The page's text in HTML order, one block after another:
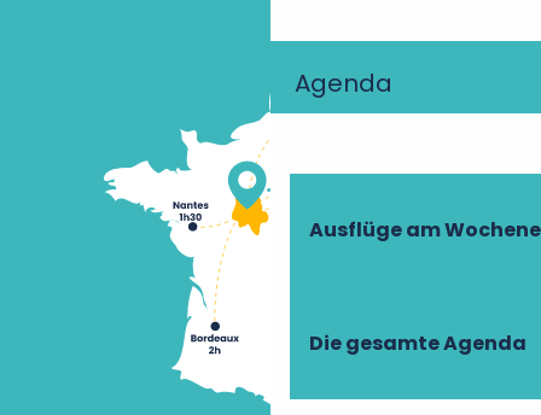
Agenda
Ausflüge am
Die gesamte Agenda